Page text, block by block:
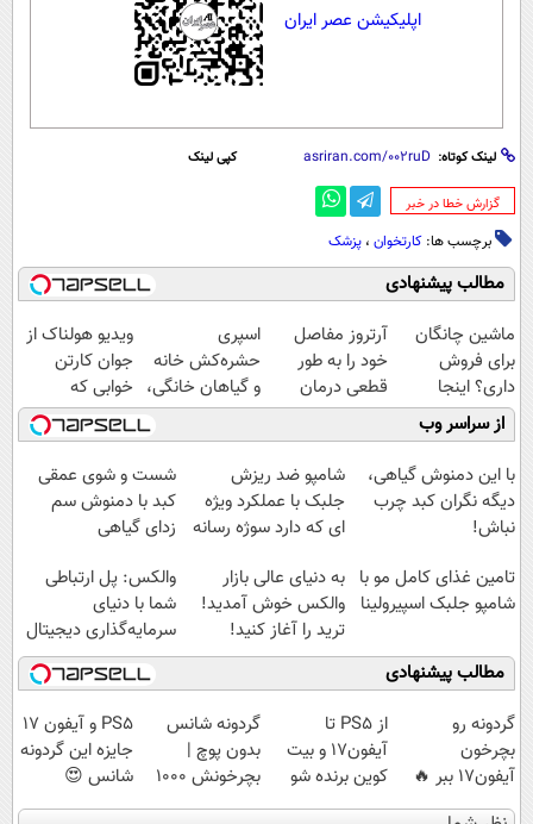
اپلیکیشن عصر ایران
لینک کوتاه: کپی لینک
‌گزارش خطا در خبر
برچسب ها: کارتخوان ، پزشک
مطالب پیشنهادی
ماشین چانگان
برای فروش
داری؟ اینجا
سریع بفروشش
آرتروز مفاصل
خود را به طور
قطعی درمان
کنید!
◗پرسش‌نامه◖
اسپری
حشره‌کش خانه
و گیاهان خانگی،
نابودکننده انواع
حشرات خانگی و
آفات
ویدیو هولناک از
جوان کارتن
خوابی که
میلیاردر شد.
آموزش رایگان
از سراسر وب
با این دمنوش گیاهی،
دیگه نگران کبد چرب
نباش!
شامپو ضد ریزش
جلبک با عملکرد ویژه
ای که دارد سوژه رسانه
شست و شوی عمقی
کبد با دمنوش سم
زدای گیاهی
تامین غذای کامل مو با
شامپو جلبک اسپیرولینا
به دنیای عالی بازار
والکس خوش آمدید!
ترید را آغاز کنید!
والکس: پل ارتباطی
شما با دنیای
سرمایه‌گذاری دیجیتال
مطالب پیشنهادی
گردونه رو
بچرخون
آیفون17 ببر 🔥
از PS5 تا
آیفون17 و بیت
کوین برنده شو
🔥 گردونه
گردونه شانس
بدون پوچ |
بچرخونش 1000
دلار تتر ببر! 🔥
PS5 و آیفون 17
جایزه این گردونه
شانس 😍